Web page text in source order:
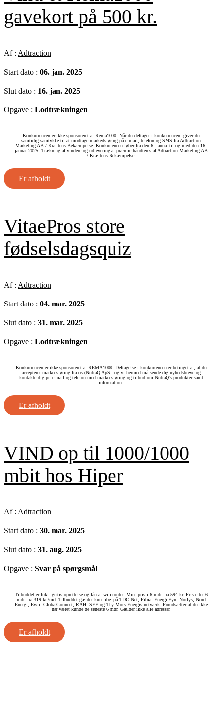
gavekort på 500 kr.
Af : Adtraction
Start dato : 06. jan. 2025
Slut dato : 16. jan. 2025
Opgave : Lodtrækningen
Konkurrencen er ikke sponsoreret af Rema1000. Når du deltager i konkurrencen, giver du
samtidig samtykke til at modtage markedsføring på e-mail, telefon og SMS fra Adtraction
Marketing AB / Kræftens Bekæmpelse. Konkurrencen løber fra den 6. januar til og med den 16.
januar 2025. Trækning af vindere og udlevering af præmie håndteres af Adtraction Marketing AB
/ Kræftens Bekæmpelse.
Er afholdt
VitaePros store
fødselsdagsquiz
Af : Adtraction
Start dato : 04. mar. 2025
Slut dato : 31. mar. 2025
Opgave : Lodtrækningen
Konkurrencen er ikke sponsoreret af REMA1000. Deltagelse i konkurrencen er betinget af, at du
accepterer markedsføring fra os (NutraQ ApS), og vi hermed må sende dig nyhedsbreve og
kontakte dig pr. e-mail og telefon med markedsføring og tilbud om NutraQ's produkter samt
information.
Er afholdt
VIND op til 1000/1000
mbit hos Hiper
Af : Adtraction
Start dato : 30. mar. 2025
Slut dato : 31. aug. 2025
Opgave : Svar på spørgsmål
Tilbuddet er Inkl. gratis oprettelse og lån af wifi-router. Min. pris i 6 mdr. fra 594 kr. Pris efter 6
mdr. fra 319 kr./md. Tilbuddet gælder kun fiber på TDC Net, Fibia, Energi Fyn, Norlys, Nord
Energi, Ewii, GlobalConnect, RAH, SEF og Thy-Mors Energis netværk. Forudsætter at du ikke
har været kunde de seneste 6 mdr. Gælder ikke alle adresser.
Er afholdt